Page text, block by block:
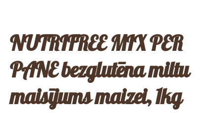
NUTRIFREE MIX PER
PANE bezglutēna miltu
maisījums maizei, 1kg